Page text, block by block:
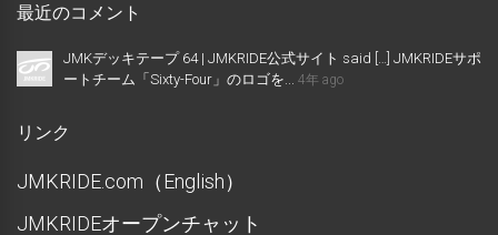
最近のコメント
JMKデッキテープ 64 | JMKRIDE公式サイト said […] JMKRIDEサポ
ートチーム「Sixty-Four」のロゴを...
4年 ago
リンク
JMKRIDE.com（English）
JMKRIDEオープンチャット